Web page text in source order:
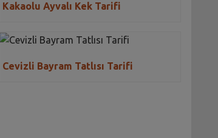
Yoğurt Kremalı Glutensiz
Kakaolu Ayvalı Kek Tarifi
Cevizli Bayram Tatlısı Tarifi